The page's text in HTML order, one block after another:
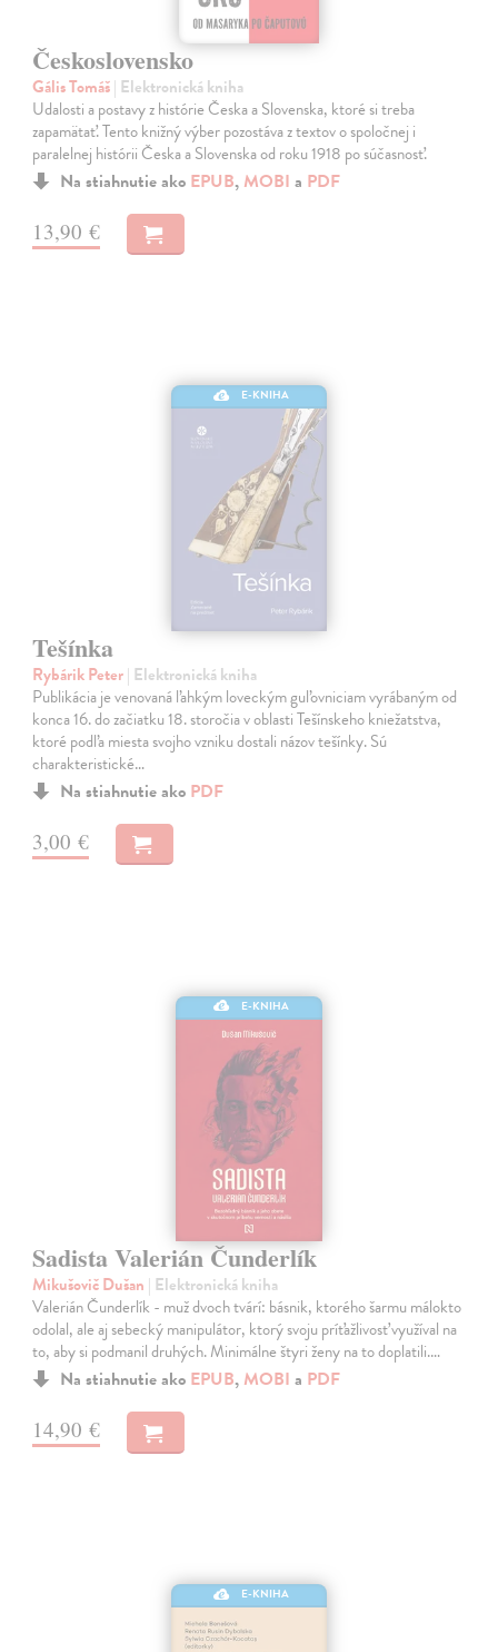
Československo
Gális Tomáš| Elektronická kniha
Udalosti a postavy z histórie Česka a Slovenska, ktoré si treba
zapamätať. Tento knižný výber pozostáva z textov o spoločnej i
paralelnej histórii Česka a Slovenska od roku 1918 po súčasnosť.
Na stiahnutie ako EPUB, MOBI a PDF
13,90 €
E-KNIHA
Tešínka
Rybárik Peter| Elektronická kniha
Publikácia je venovaná ľahkým loveckým guľovniciam vyrábaným od
konca 16. do začiatku 18. storočia v oblasti Tešínskeho kniežatstva,
ktoré podľa miesta svojho vzniku dostali názov tešínky. Sú
charakteristické…
Na stiahnutie ako PDF
3,00 €
E-KNIHA
Sadista Valerián Čunderlík
Mikušovič Dušan | Elektronická kniha
Valerián Čunderlík - muž dvoch tvárí: básnik, ktorého šarmu málokto
odolal, ale aj sebecký manipulátor, ktorý svoju príťažlivosť využíval na
to, aby si podmanil druhých. Minimálne štyri ženy na to doplatili.…
Na stiahnutie ako EPUB, MOBI a PDF
14,90 €
E-KNIHA